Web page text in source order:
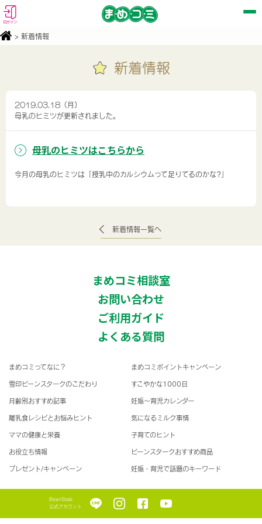
ログイン
> 新着情報
新着情報
2019.03.18（月）
母乳のヒミツが更新されました。
母乳のヒミツはこちらから
今月の母乳のヒミツは「授乳中のカルシウムって足りてるのかな?」
新着情報一覧へ
まめコミ相談室
お問い合わせ
ご利用ガイド
よくある質問
まめコミってなに？ まめコミポイントキャンペーン
雪印ビーンスタークのこだわり すこやかな1000日
月齢別おすすめ記事 妊娠〜育児カレンダー
離乳食レシピとお悩みヒント 気になるミルク事情
ママの健康と栄養 子育てのヒント
お役立ち情報 ビーンスタークおすすめ商品
プレゼント/キャンペーン 妊娠・育児で話題のキーワード
BeanStalk
公式アカウント